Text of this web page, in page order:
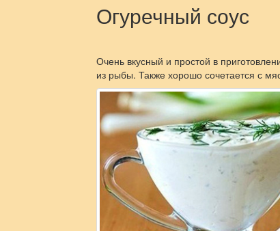
Огуречный соус
Очень вкусный и простой в
из рыбы. Также хорошо сочетается с